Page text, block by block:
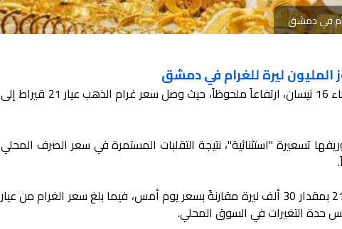
في دمشق
المليون ليرة للغرام في دمشق
شهدت أسعار الذهب في سوريا، اليوم الأربعاء 16 نيسان، ارتفاعاً ملحوظاً، حيث وصل سعر غرام الذهب عيار 21 قيراط إلى
تسعيرة "استثنائية"، نتيجة التقلبات المستمرة في سعر الصرف المحلي
وفي التفاصيل ارتفع سعر غرام الذهب عيار 21 بمقدار 30 ألف ليرة مقارنةً بسعر يوم أمس، فيما بلغ سعر الغرام من عيار